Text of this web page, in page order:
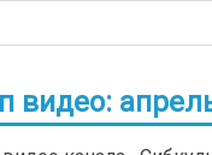
видео: